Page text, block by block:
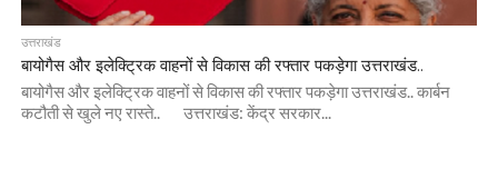
उत्तराखंड
बायोगैस और इलेक्ट्रिक वाहनों से विकास की रफ्तार पकड़ेगा उत्तराखंड..
बायोगैस और इलेक्ट्रिक वाहनों से विकास की रफ्तार पकड़ेगा उत्तराखंड.. कार्बन
कटौती से खुले नए रास्ते.. उत्तराखंड: केंद्र सरकार...